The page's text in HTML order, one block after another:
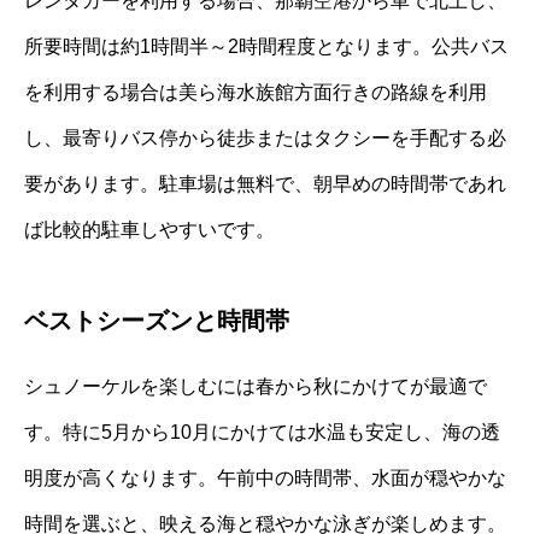
所要時間は約1時間半～2時間程度となります。公共バス
を利用する場合は美ら海水族館方面行きの路線を利用
し、最寄りバス停から徒歩またはタクシーを手配する必
要があります。駐車場は無料で、朝早めの時間帯であれ
ば比較的駐車しやすいです。
ベストシーズンと時間帯
シュノーケルを楽しむには春から秋にかけてが最適で
す。特に5月から10月にかけては水温も安定し、海の透
明度が高くなります。午前中の時間帯、水面が穏やかな
時間を選ぶと、映える海と穏やかな泳ぎが楽しめます。